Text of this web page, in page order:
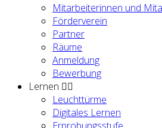
Mitarbeiterinnen und
Förderverein
Partner
Räume
Anmeldung
Bewerbung
Lernen
Leuchttürme
Digitales Lernen